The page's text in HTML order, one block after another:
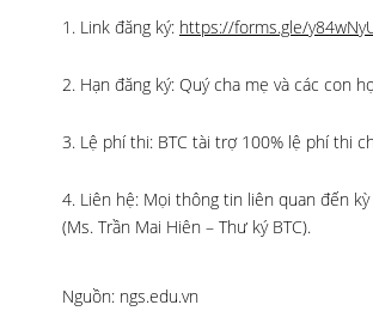
1. Link đăng ký: https://forms.gle/
2. Hạn đăng ký: Quý cha mẹ và các con
3. Lệ phí thi: BTC tài trợ 100% lệ phí thi
4. Liên hệ: Mọi thông tin liên quan đến
(Ms. Trần Mai Hiên – Thư ký BTC).
Nguồn: ngs.edu.vn